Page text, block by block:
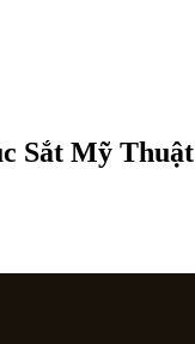
Sắt Mỹ Thuật